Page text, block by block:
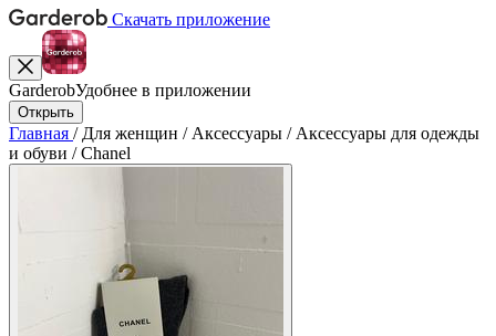
Скачать приложение
GarderobУдобнее в приложении
Открыть
Главная / Для женщин / Аксессуары / Аксессуары для одежды
и обуви /Chanel